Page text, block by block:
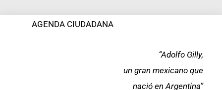
AGENDA CIUDADANA
“Adolfo Gilly,
un gran mexicano que
nació en Argentina”